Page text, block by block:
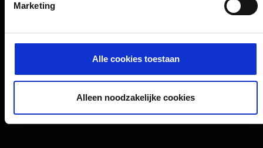
Marketing
Alle cookies toestaan
Alleen noodzakelijke cookies
Presseportaal
Adverteren op luchthavens
CGN Websites
Cologne Bonn Cargo(Link naar externe website)